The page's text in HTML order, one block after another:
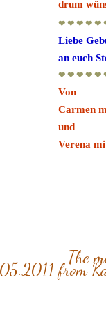
drum
❤ ❤ ❤ ❤ ❤
Liebe
an euch
❤ ❤ ❤ ❤ ❤
Von
Carmen
und
Verena
The
from